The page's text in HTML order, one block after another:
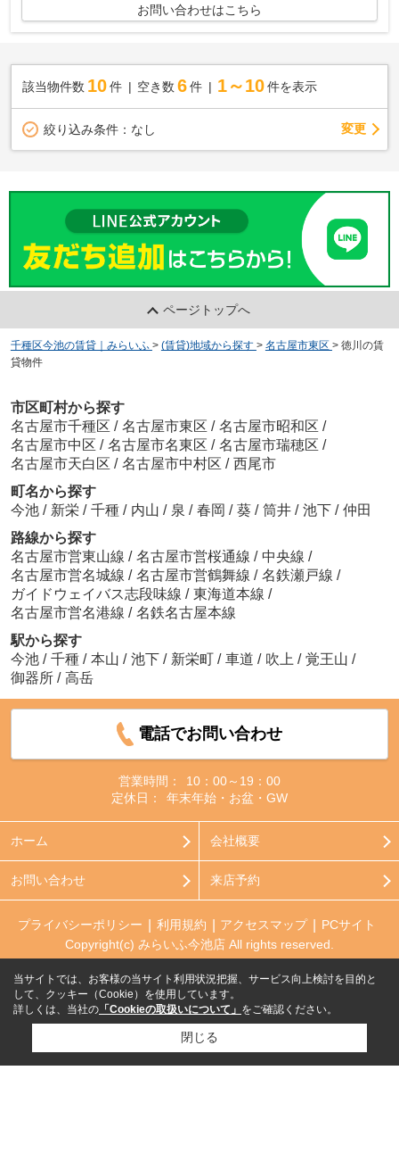
お問い合わせはこちら
該当物件数 10件 空き数 6 件 1～10 件を表示
絞り込み条件： なし 変更
ページトップへ
千種区今池の賃貸｜みらいふ > (賃貸)地域から探す > 名古屋市東区 > 徳川の賃
貸物件
市区町村から探す
名古屋市千種区 / 名古屋市東区 / 名古屋市昭和区 /
名古屋市中区 / 名古屋市名東区 / 名古屋市瑞穂区 /
名古屋市天白区 / 名古屋市中村区 / 西尾市
町名から探す
今池 / 新栄 / 千種 / 内山 / 泉 / 春岡 / 葵 / 筒井 / 池下 / 仲田
路線から探す
名古屋市営東山線 / 名古屋市営桜通線 / 中央線 /
名古屋市営名城線 / 名古屋市営鶴舞線 / 名鉄瀬戸線 /
ガイドウェイバス志段味線 / 東海道本線 /
名古屋市営名港線 / 名鉄名古屋本線
駅から探す
今池 / 千種 / 本山 / 池下 / 新栄町 / 車道 / 吹上 / 覚王山 /
御器所 / 高岳
電話でお問い合わせ
営業時間：
10：00～19：00
定休日：
年末年始・お盆・GW
ホーム 会社概要
お問い合わせ 来店予約
プライバシーポリシー 利用規約 アクセスマップ
PCサイト
Copyright(c) みらいふ今池店 All rights reserved.
当サイトでは、お客様の当サイト利用状況把握、サービス向上検討を目的と
して、クッキー（Cookie）を使用しています。
詳しくは、当社の 「Cookieの取扱いについて」 をご確認ください。
閉じる